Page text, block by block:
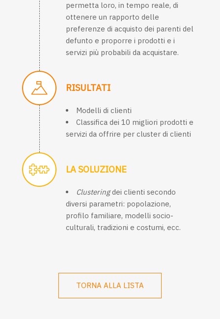
permetta loro, in tempo reale, di
ottenere un rapporto delle
preferenze di acquisto dei parenti del
defunto e proporre i prodotti e i
servizi più probabili da acquistare.
RISULTATI
Modelli di clienti
Classifica dei 10 migliori prodotti e
servizi da offrire per cluster di clienti
LA SOLUZIONE
Clusteringdei clienti secondo
diversi parametri: popolazione,
profilo familiare, modelli socio-
culturali, tradizioni e costumi, ecc.
TORNA ALLA LISTA